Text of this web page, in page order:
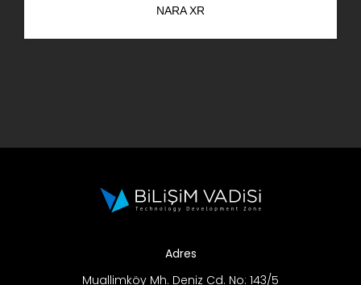
AR-GE Portal
NARA XR
Adres
Muallimköy Mh. Deniz Cd. No: 143/5